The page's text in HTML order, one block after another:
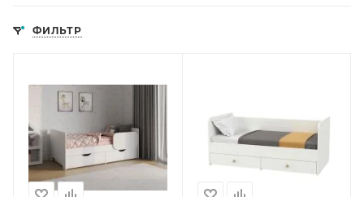
ФИЛЬТР